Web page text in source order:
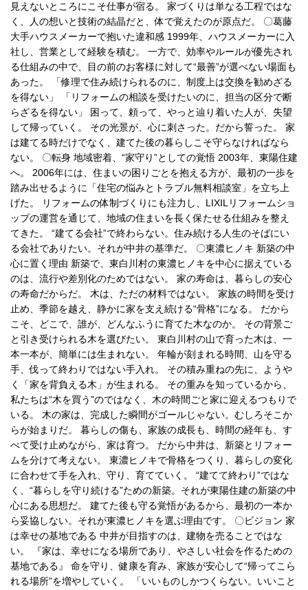
見えないところにこそ仕事が宿る。 家づくりは単なる工程ではな
く、人の想いと技術の結晶だと、体で覚えたのが原点だ。 〇葛藤
大手ハウスメーカーで抱いた違和感 1999年、ハウスメーカーに入
社し、営業として経験を積む。 一方で、効率やルールが優先され
る仕組みの中で、目の前のお客様に対して“最善”が選べない場面も
あった。 「修理で住み続けられるのに、制度上は交換を勧めざる
を得ない」 「リフォームの相談を受けたいのに、担当の区分で断
らざるを得ない」 困って、頼って、やっと辿り着いた人が、失望
して帰っていく。 その光景が、心に刺さった。だから誓った。 家
は建てる時だけでなく、建てた後の暮らしこそ守らなければなら
ない。 〇転身 地域密着、“家守り”としての覚悟 2003年、東陽住建
へ。 2006年には、住まいの困りごとを抱える方が、最初の一歩を
踏み出せるように「住宅の悩みとトラブル無料相談室」を立ち上
げた。 リフォームの体制づくりにも注力し、LIXILリフォームショ
ップの運営を通じて、地域の住まいを長く保たせる仕組みを整え
てきた。 “建てる会社”で終わらない。住み続ける人生のそばにい
る会社でありたい。それが中井の基準だ。 〇東濃ヒノキ 新築の中
心に置く理由 新築で、東白川村の東濃ヒノキを中心に据えている
のは、流行や差別化のためではない。 家の寿命は、暮らしの安心
の寿命だからだ。 木は、ただの材料ではない。 家族の時間を受け
止め、季節を越え、静かに家を支え続ける“骨格”になる。 だから
こそ、どこで、誰が、どんなふうに育てた木なのか。 その背景ご
と引き受けられる木を選びたい。 東白川村の山で育った木は、一
本一本が、簡単には生まれない。 年輪が刻まれる時間、山を守る
手、伐って終わりではない手入れ。 その積み重ねの先に、ようや
く「家を背負える木」が生まれる。 その重みを知っているから、
私たちは“木を買う”のではなく、木の時間ごと家に迎えるつもりで
いる。 木の家は、完成した瞬間がゴールじゃない。むしろそこか
らが始まりだ。 暮らしの傷も、家族の成長も、時間の経年も、す
べて受け止めながら、家は育つ。 だから中井は、新築とリフォー
ムを分けて考えない。 東濃ヒノキで骨格をつくり、暮らしの変化
に合わせて手を入れ、守り、育てていく。 “建てて終わり”ではな
く、“暮らしを守り続ける”ための新築。それが東陽住建の新築の中
心にある思想だ。 建てた後も守る覚悟があるから、最初の一本か
ら妥協しない。それが東濃ヒノキを選ぶ理由です。 〇ビジョン 家
は幸せの基地である 中井が目指すのは、建物を売ることではな
い。 『家は、幸せになる場所であり、やさしい社会を作るための
基地である』 命を守り、健康を育み、家族が安心して“帰ってこら
れる場所”を増やしていく。 「いいものしかつくらない。いいこと